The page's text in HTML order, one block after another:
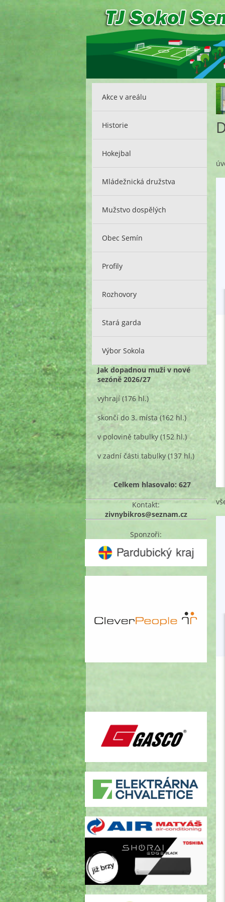
Akce v areálu
Historie
Hokejbal
Mládežnická družstva
Mužstvo dospělých
Obec Semín
Profily
Rozhovory
Stará garda
Výbor Sokola
Jak dopadnou muži v nové
sezóně 2026/27
vyhrají (176 hl.)
skončí do 3. místa(162 hl.)
v polovině tabulky (152 hl.)
v zadní části tabulky (137 hl.)
Celkem hlasovalo: 627
Kontakt:
zivnybikros@seznam.cz
Sponzoři: